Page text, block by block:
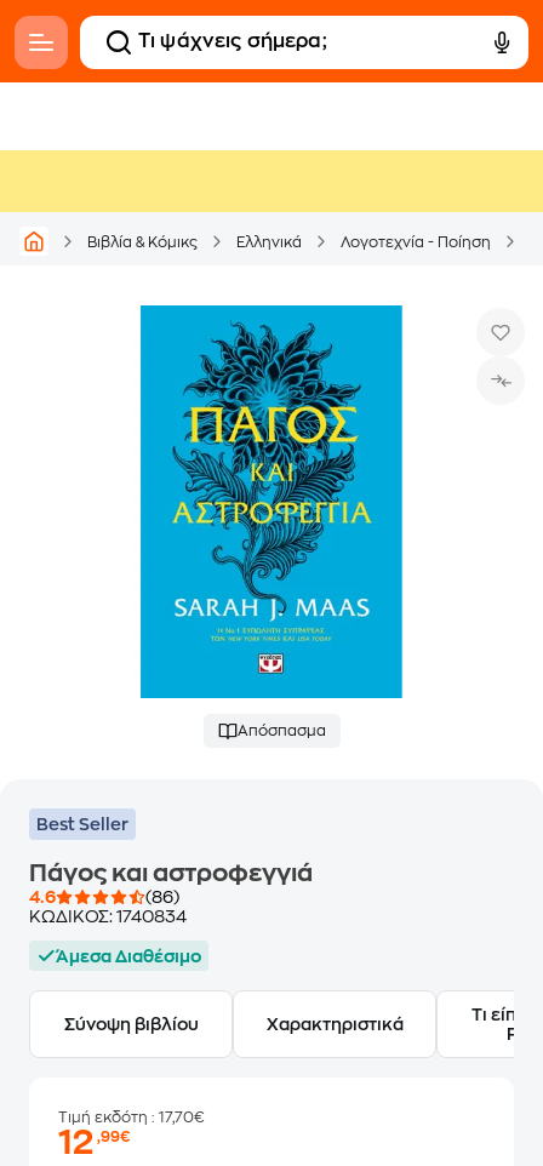
Βιβλία & Κόμικς Ελληνικά Λογοτεχνία - Ποίηση
Απόσπασμα
Best Seller
Πάγος και αστροφεγγιά
4.6
(86)
ΚΩΔΙΚΟΣ: 1740834
Άμεσα Διαθέσιμο
Σύνοψη βιβλίου Χαρακτηριστικά
Τι
Τιμή εκδότη : 17,70€
12,99€